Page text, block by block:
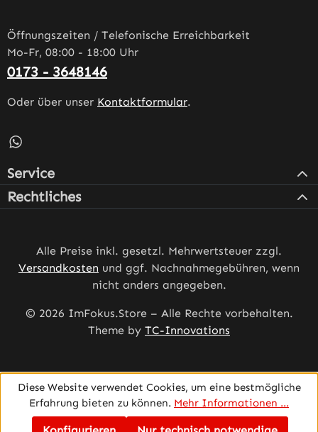
Öffnungszeiten / Telefonische Erreichbarkeit
Mo-Fr, 08:00 - 18:00 Uhr
0173 - 3648146
Oder über unser Kontaktformular.
Schreib uns auf WhatsApp – öffnet in neuem Tab
Service
Rechtliches
Alle Preise inkl. gesetzl. Mehrwertsteuer zzgl.
Versandkosten und ggf. Nachnahmegebühren, wenn
nicht anders angegeben.
© 2026 ImFokus.Store – Alle Rechte vorbehalten.
Theme by TC-Innovations
Diese Website verwendet Cookies, um eine bestmögliche
Erfahrung bieten zu können. Mehr Informationen ...